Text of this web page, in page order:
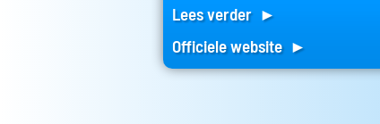
Lees verder ►
Officiele website ►